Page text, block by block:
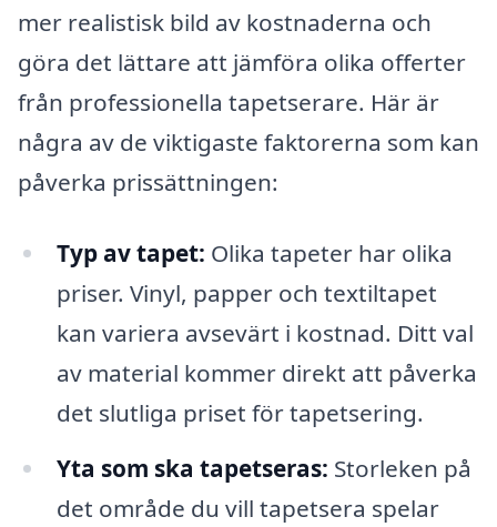
mer realistisk bild av kostnaderna och
göra det lättare att jämföra olika offerter
från professionella tapetserare. Här är
några av de viktigaste faktorerna som kan
påverka prissättningen:
Typ av tapet: Olika tapeter har olika
priser. Vinyl, papper och textiltapet
kan variera avsevärt i kostnad. Ditt val
av material kommer direkt att påverka
det slutliga priset för tapetsering.
Yta som ska tapetseras: Storleken på
det område du vill tapetsera spelar